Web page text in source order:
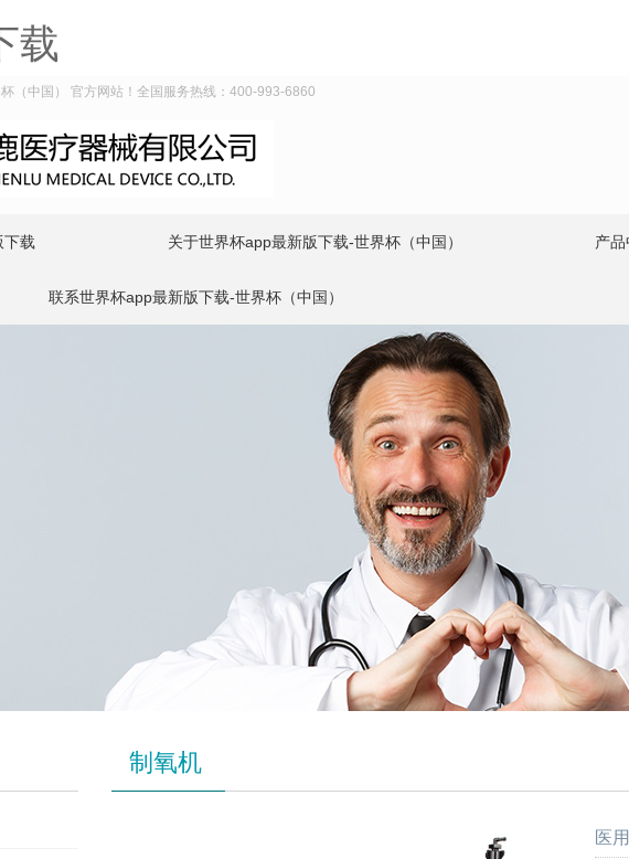
载
（中国） 官方网站！全国服务热线：400-993-6860
下载 关于世界杯app最新版下载-世界杯（中国） 产
联系世界杯app最新版下载-世界杯（中国）
制氧机
医